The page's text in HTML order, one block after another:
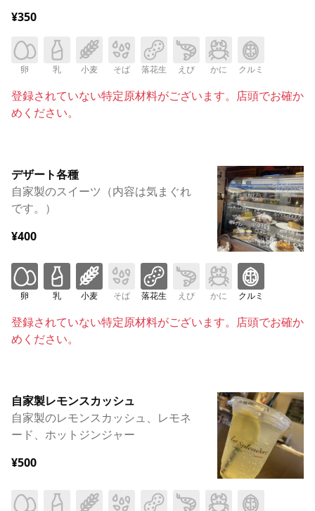
¥350
卵 乳 小麦 そば 落花生 えび かに クルミ
登録されていない特定原材料がございます。店頭でお確か
めください。
デザート各種
自家製のスイーツ（内容は気まぐれ
です。）
¥400
卵 乳 小麦 そば 落花生 えび かに クルミ
登録されていない特定原材料がございます。店頭でお確か
めください。
自家製レモンスカッシュ
自家製のレモンスカッシュ、レモネ
ード、ホットジンジャー
¥500